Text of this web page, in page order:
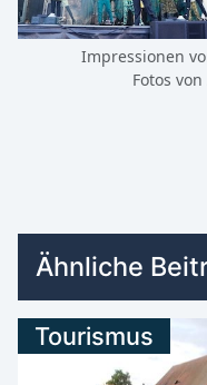
Impressionen
Fotos
Ähnliche
Tourismus